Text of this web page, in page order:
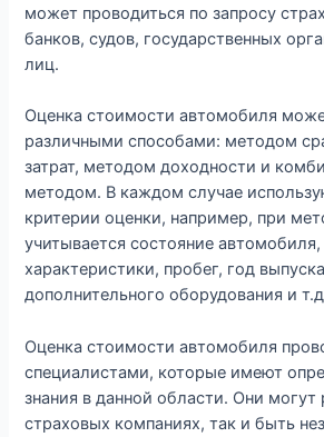
может проводиться по запросу
банков, судов, государственных
лиц.
Оценка стоимости автомобиля
различными способами: методом
затрат, методом доходности и
методом. В каждом случае
критерии оценки, например, при
учитывается состояние автомобиля,
характеристики, пробег, год
дополнительного оборудования и
Оценка стоимости автомобиля
специалистами, которые имеют
знания в данной области. Они могут
страховых компаниях, так и быть